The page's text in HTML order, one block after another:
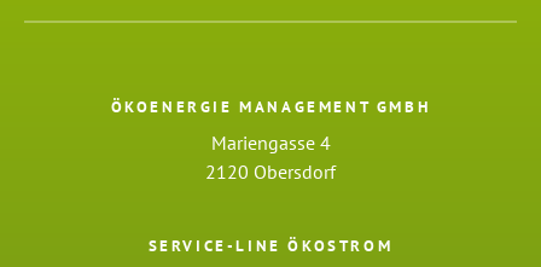
ÖKOENERGIE MANAGEMENT GMBH
Mariengasse 4
2120 Obersdorf
SERVICE-LINE ÖKOSTROM